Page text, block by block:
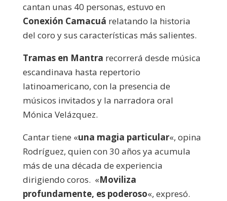
cantan unas 40 personas, estuvo en
Conexión Camacuá relatando la historia
del coro y sus características más salientes.
Tramas en Mantra recorrerá desde música
escandinava hasta repertorio
latinoamericano, con la presencia de
músicos invitados y la narradora oral
Mónica Velázquez.
Cantar tiene «una magia particular«, opina
Rodríguez, quien con 30 años ya acumula
más de una década de experiencia
dirigiendo coros. «Moviliza
profundamente, es poderoso«, expresó.